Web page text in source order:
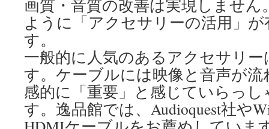
画質・音質の改善は実現しませ
ように「アクセサリーの活用」
す。
一般的に人気のあるアクセサリ
す。ケーブルには映像と音声が
感的に「重要」と感じていらっ
す。逸品館では、Audioquest社や